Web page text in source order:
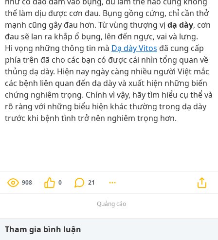
thể làm dịu được cơn đau. Bụng gồng cứng, chỉ cần thở
mạnh cũng gây đau hơn. Từ vùng thượng vị dạ dày, cơn
đau sẽ lan ra khắp ổ bụng, lên đến ngực, vai và lưng.
Hi vọng những thông tin mà Dạ dày Vitos đã cung cấp
phía trên đã cho các bạn có được cái nhìn tổng quan về
thủng dạ dày. Hiện nay ngày càng nhiều người Việt mắc
các bệnh liên quan đến dạ dày và xuất hiện những biến
chứng nghiêm trọng. Chính vì vậy, hãy tìm hiểu cụ thể và
rõ ràng với những biểu hiện khác thường trong dạ dày
trước khi bệnh tình trở nên nghiêm trọng hơn.
908 0 21
Quảng cáo
Tham gia bình luận